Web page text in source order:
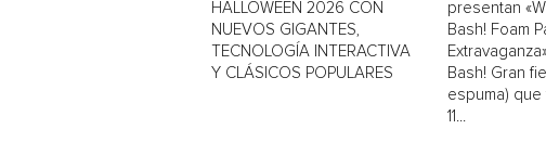
HALLOWEEN 2026 CON
NUEVOS GIGANTES,
TECNOLOGÍA INTERACTIVA
Y CLÁSICOS POPULARES
presentan
Bash! Foam
Bash! Gran
espuma) que
11...